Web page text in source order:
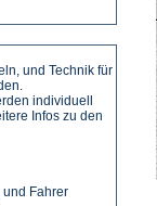
und Technik für
individuell
Infos zu den
und Fahrer